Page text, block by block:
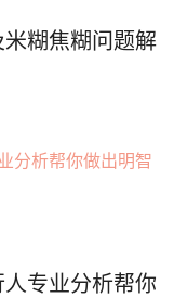
糊焦糊问题解
专业分析帮你